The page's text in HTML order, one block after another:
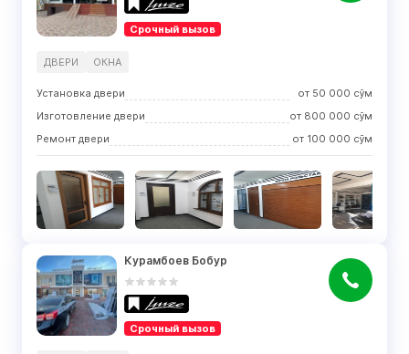
Срочный вызов
ДВЕРИ ОКНА
Установка двери от 50 000 сўм
Изготовление двери
от 800 000 сўм
Ремонт двери
от 100 000 сўм
Курамбоев Бобур
Срочный вызов